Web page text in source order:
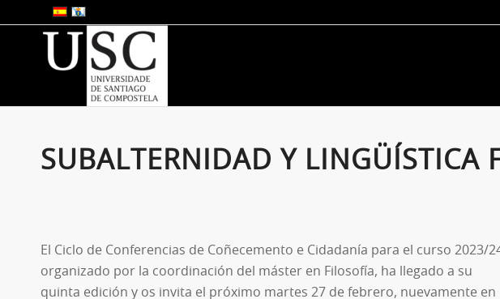
SUBALTERNIDAD Y LINGÜÍSTICA
El Ciclo de Conferencias de Coñecemento e Cidadanía para el curso 2023/
organizado por la coordinación del máster en Filosofía, ha llegado a su
quinta edición y os invita el próximo martes 27 de febrero, nuevamente en